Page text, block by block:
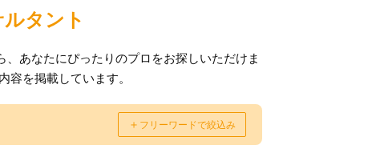
タント
あなたにぴったりのプロをお探しいただけま
容を掲載しています。
＋ フリーワードで絞込み